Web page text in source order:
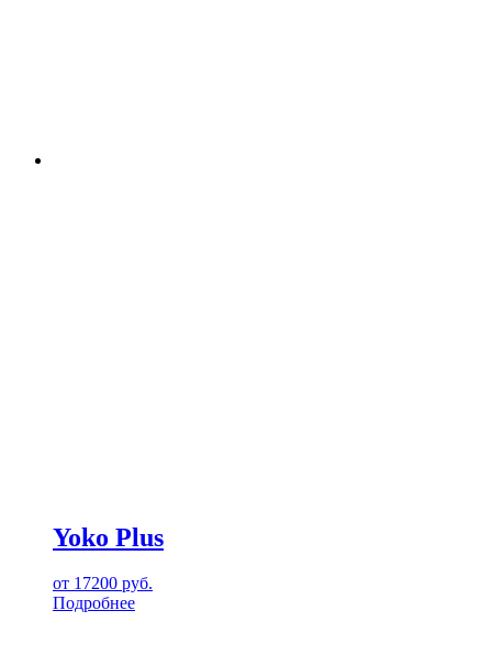
Yoko Plus
от 17200 руб.
Подробнее